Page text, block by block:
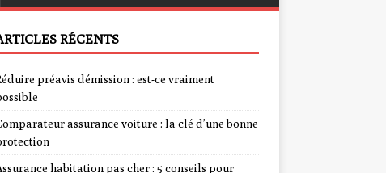
RÉCENTS
préavis démission : est-ce vraiment
assurance voiture : la clé d’une bonne
habitation pas cher : 5 conseils pour